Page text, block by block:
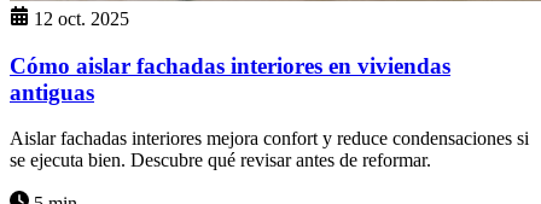
12 oct. 2025
Cómo aislar fachadas interiores en viviendas
antiguas
Aislar fachadas interiores mejora confort y reduce condensaciones si
se ejecuta bien. Descubre qué revisar antes de reformar.